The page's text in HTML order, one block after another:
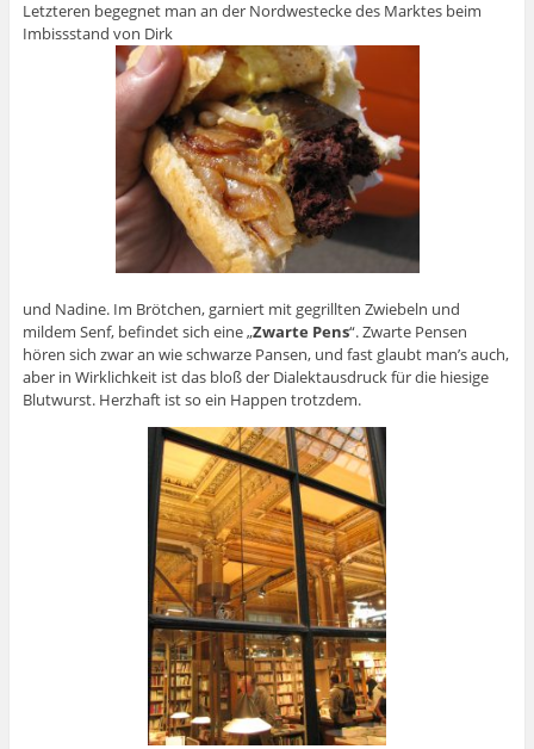
Letzteren begegnet man an der Nordwestecke des Marktes beim
Imbissstand von Dirk
und Nadine. Im Brötchen, garniert mit gegrillten Zwiebeln und
mildem Senf, befindet sich eine „Zwarte Pens“. Zwarte Pensen
hören sich zwar an wie schwarze Pansen, und fast glaubt man’s auch,
aber in Wirklichkeit ist das bloß der Dialektausdruck für die hiesige
Blutwurst. Herzhaft ist so ein Happen trotzdem.